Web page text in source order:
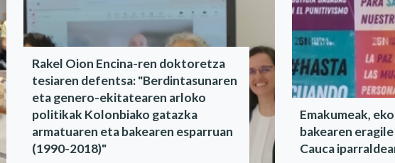
Rakel Oion Encina-ren doktoretza
tesiaren defentsa: "Berdintasunaren
eta genero-ekitatearen arloko
politikak Kolonbiako gatazka
armatuaren eta bakearen esparruan
(1990-2018)"
Emakumeak,
bakearen
Cauca